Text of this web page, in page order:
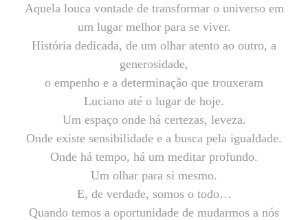
Aquela louca vontade de transformar o universo em
um lugar melhor para se viver.
História dedicada, de um olhar atento ao outro, a
generosidade,
o empenho e a determinação que trouxeram
Luciano até o lugar de hoje.
Um espaço onde há certezas, leveza.
Onde existe sensibilidade e a busca pela igualdade.
Onde há tempo, há um meditar profundo.
Um olhar para si mesmo.
E, de verdade, somos o todo…
Quando temos a oportunidade de mudarmos a nós